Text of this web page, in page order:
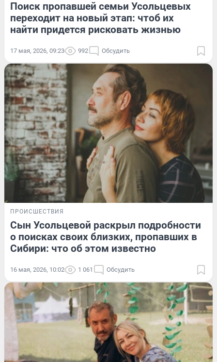
Поиск пропавшей семьи Усольцевых
переходит на новый этап: чтоб их
найти придется рисковать жизнью
17 мая, 2026, 09:23 992 Обсудить
ПРОИСШЕСТВИЯ
Сын Усольцевой раскрыл подробности
о поисках своих близких, пропавших в
Сибири: что об этом известно
16 мая, 2026, 10:02 1 061 Обсудить